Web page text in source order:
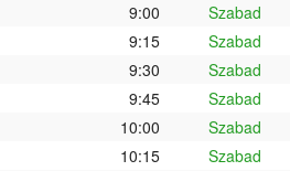
9:00
Szabad
9:15
Szabad
9:30
Szabad
9:45
Szabad
10:00
Szabad
10:15
Szabad